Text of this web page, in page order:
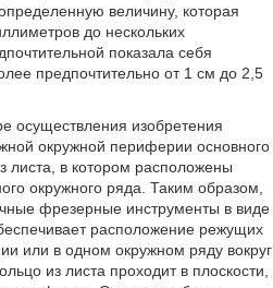
величину, которая
до нескольких
показала себя
предпочтительно от 1 см до 2,5
осуществления изобретения
окружной периферии основного
листа, в котором расположены
окружного ряда. Таким образом,
фрезерные инструменты в виде
расположение режущих
или в одном окружном ряду вокруг
из листа проходит в плоскости,